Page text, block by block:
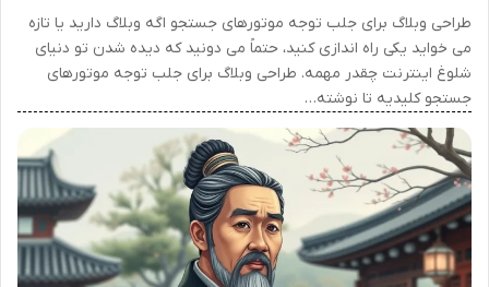
طراحی وبلاگ برای جلب توجه موتورهای جستجو اگه وبلاگ دارید یا تازه
می خواید یکی راه اندازی کنید، حتماً می دونید که دیده شدن تو دنیای
شلوغ اینترنت چقدر مهمه. طراحی وبلاگ برای جلب توجه موتورهای
جستجو کلیدیه تا نوشته…